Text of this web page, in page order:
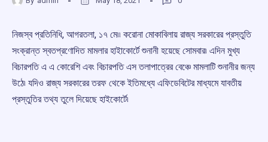
নিজস্ব প্রতিনিধি, আগরতলা, ১৭ মে৷৷ করোনা মোকাবিলায় রাজ্য সরকারের প্রস্তুতি
সংক্রান্ত স্বতপ্রণোদিত মামলার হাইাকোর্টে শুনানী হয়েছে সোমবার৷ এদিন মুখ্য
বিচারপতি এ এ কোরেশি এবং বিচারপতি এস তলাপাত্রের বেঞ্চে মামলাটি শুনানীর জন্য
উঠে৷ যদিও রাজ্য সরকারের তরফ থেকে ইতিমধ্যে এফিডেবিটের মাধ্যমে যাবতীয়
প্রস্তুতির তথ্য তুলে দিয়েছে হাইকোর্টে৷